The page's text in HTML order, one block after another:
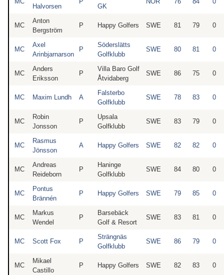
Halvorsen
GK
MC
Anton
Bergström
P Happy Golfers SWE 81 79 0
MC
Axel
Arinbjarnarson
P
Söderslätts
Golfklubb
SWE 80 81 0
MC
Anders
Eriksson
P
Villa Baro Golf
Åtvidaberg
SWE 86 75 0
MC Maxim Lundh A
Falsterbo
Golfklubb
SWE 78 83 0
MC
Robin
Jonsson
P
Upsala
Golfklubb
SWE 83 79 0
MC
Rasmus
Jönsson
A Happy Golfers SWE 82 82 0
MC
Andreas
Reideborn
P
Haninge
Golfklubb
SWE 84 80 0
MC
Pontus
Brännén
P Happy Golfers SWE 79 85 0
MC
Markus
Wendel
P
Barsebäck
Golf & Resort
SWE 83 81 0
MC Scott Fox P
Strängnäs
Golfklubb
SWE 86 79 0
MC
Mikael
Castillo
P Happy Golfers SWE 82 83 0